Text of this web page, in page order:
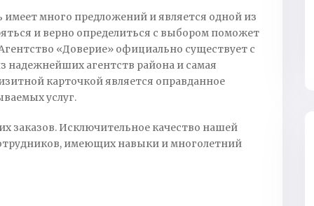
много предложений и является одной из
и верно определиться с выбором поможет
«Доверие» официально существует с
надежнейших агентств района и самая
карточкой является оправданное
услуг.
Исключительное качество нашей
имеющих навыки и многолетний